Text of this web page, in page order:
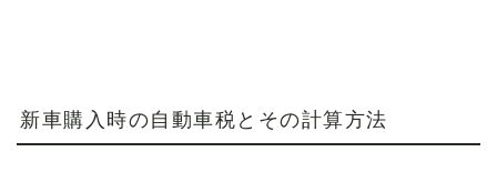
新車購入時の自動車税とその計算方法